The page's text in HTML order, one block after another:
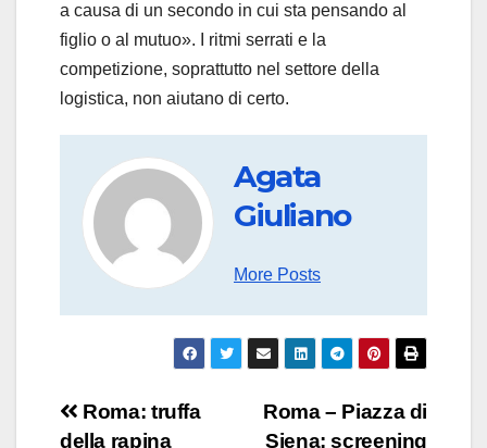
a causa di un secondo in cui sta pensando al
figlio o al mutuo». I ritmi serrati e la
competizione, soprattutto nel settore della
logistica, non aiutano di certo.
Agata
Giuliano
More Posts
Navigazione
Roma – Piazza di
Siena: screening
Roma: truffa
della rapina